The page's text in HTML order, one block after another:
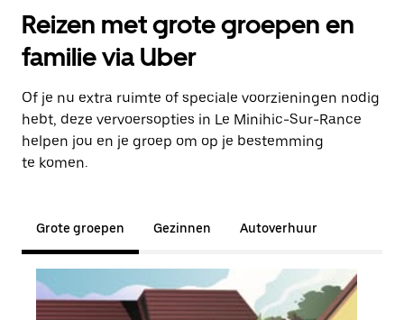
Reizen met grote groepen en
familie via Uber
Of je nu extra ruimte of speciale voorzieningen nodig
hebt, deze vervoersopties in Le Minihic-Sur-Rance
helpen jou en je groep om op je bestemming
te komen.
Grote groepen Gezinnen Autoverhuur